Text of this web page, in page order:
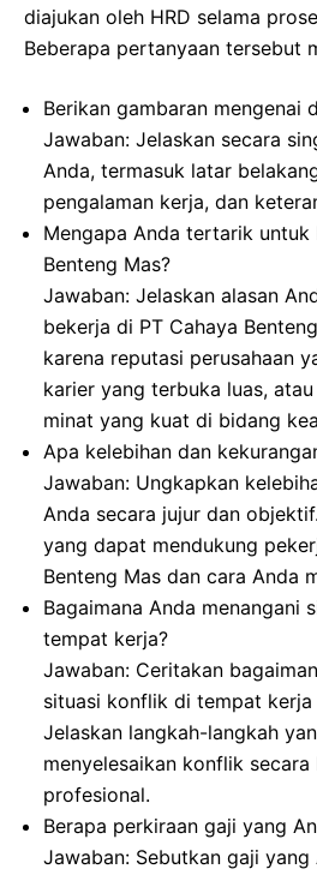
diajukan oleh HRD selama
Beberapa pertanyaan tersebut
Berikan gambaran mengenai
Jawaban: Jelaskan secara
Anda, termasuk latar
pengalaman kerja, dan
Mengapa Anda tertarik untuk
Benteng Mas?
Jawaban: Jelaskan alasan
bekerja di PT Cahaya
karena reputasi perusahaan
karier yang terbuka luas,
minat yang kuat di bidang
Apa kelebihan dan
Jawaban: Ungkapkan
Anda secara jujur dan
yang dapat mendukung
Benteng Mas dan cara Anda
Bagaimana Anda menangani
tempat kerja?
Jawaban: Ceritakan
situasi konflik di tempat kerja
Jelaskan langkah-langkah
menyelesaikan konflik
profesional.
Berapa perkiraan gaji yang
Jawaban: Sebutkan gaji yang